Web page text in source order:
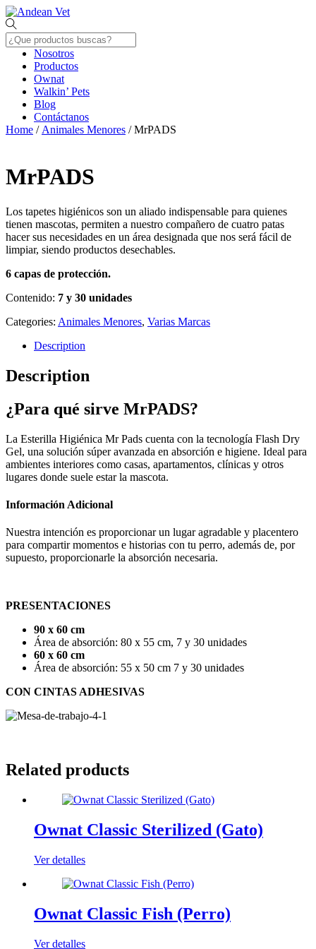
Skip
to
content
Menu
Nosotros
Productos
Ownat
Walkin’ Pets
Blog
Contáctanos
Close
Home / Animales Menores / MrPADS
MrPADS
Los tapetes higiénicos son un aliado indispensable para quienes
tienen mascotas, permiten a nuestro compañero de cuatro patas
hacer sus necesidades en un área designada que nos será fácil de
limpiar, siendo productos desechables.
6 capas de protección.
Contenido: 7 y 30 unidades
Categories: Animales Menores, Varias Marcas
Description
Description
¿Para qué sirve MrPADS?
La Esterilla Higiénica Mr Pads cuenta con la tecnología Flash Dry
Gel, una solución súper avanzada en absorción e higiene. Ideal para
ambientes interiores como casas, apartamentos, clínicas y otros
lugares donde suele estar la mascota.
Información Adicional
Nuestra intención es proporcionar un lugar agradable y placentero
para compartir momentos e historias con tu perro, además de, por
supuesto, proporcionarle la absorción necesaria.
PRESENTACIONES
90 x 60 cm
Área de absorción: 80 x 55 cm, 7 y 30 unidades
60 x 60 cm
Área de absorción: 55 x 50 cm 7 y 30 unidades
CON CINTAS ADHESIVAS
Related products
Ownat Classic Sterilized (Gato)
Ver detalles
Ownat Classic Fish (Perro)
Ver detalles